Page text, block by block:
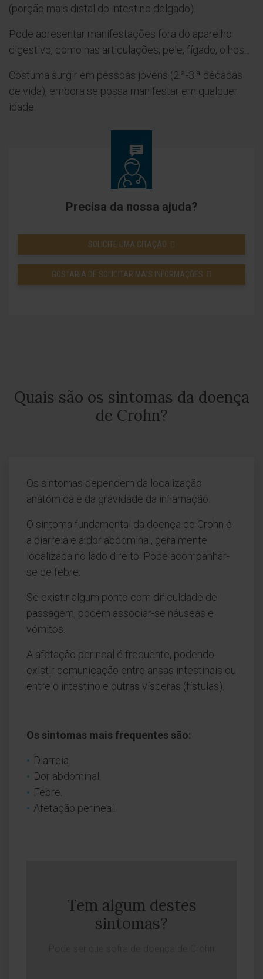
(porção mais distal do intestino delgado).
Pode apresentar manifestações fora do aparelho
digestivo, como nas articulações, pele, fígado, olhos...
Costuma surgir em pessoas jovens (2.ª-3.ª décadas
de vida), embora se possa manifestar em qualquer
idade.
Precisa da nossa ajuda?
SOLICITE UMA CITAÇÃO
GOSTARIA DE SOLICITAR MAIS INFORMAÇÕES
Quais são os sintomas da doença
de Crohn?
Os sintomas dependem da localização
anatómica e da gravidade da inflamação.
O sintoma fundamental da doença de Crohn é
a diarreia e a dor abdominal, geralmente
localizada no lado direito. Pode acompanhar-
se de febre.
Se existir algum ponto com dificuldade de
passagem, podem associar-se náuseas e
vómitos.
A afetação perineal é frequente, podendo
existir comunicação entre ansas intestinais ou
entre o intestino e outras vísceras (fístulas).
Os sintomas mais frequentes são:
Diarreia.
Dor abdominal.
Febre.
Afetação perineal.
Tem algum destes
sintomas?